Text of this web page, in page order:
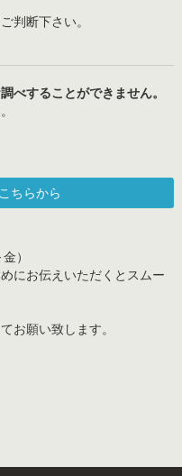
判断下さい。
べすることができません。
ちらから
）
にお伝えいただくとスムー
お願い致します。